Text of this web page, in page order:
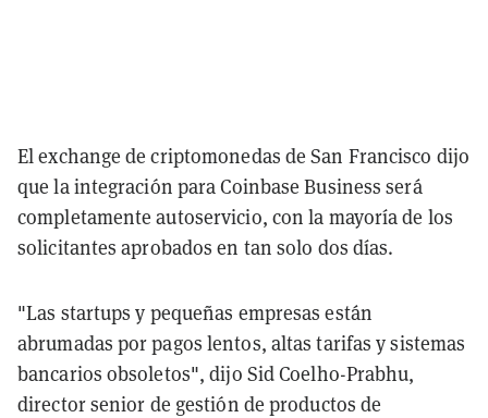
El exchange de criptomonedas de San Francisco dijo
que la integración para Coinbase Business será
completamente autoservicio, con la mayoría de los
solicitantes aprobados en tan solo dos días.
"Las startups y pequeñas empresas están
abrumadas por pagos lentos, altas tarifas y sistemas
bancarios obsoletos", dijo Sid Coelho-Prabhu,
director senior de gestión de productos de